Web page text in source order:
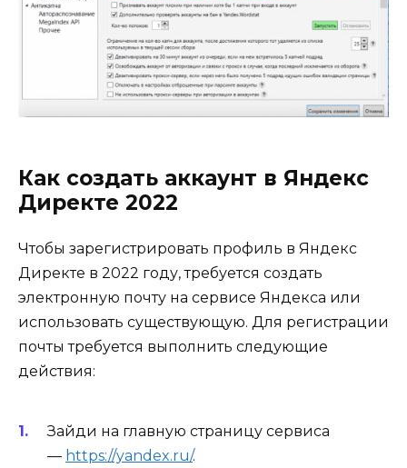
Как создать аккаунт в Яндекс
Директе 2022
Чтобы зарегистрировать профиль в Яндекс
Директе в 2022 году, требуется создать
электронную почту на сервисе Яндекса или
использовать существующую. Для регистрации
почты требуется выполнить следующие
действия:
Зайди на главную страницу сервиса
— https://yandex.ru/.